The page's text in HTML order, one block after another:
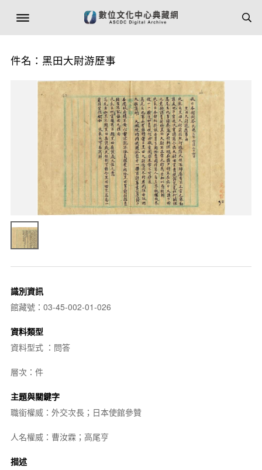
件名：黑田大尉游歷事
識別資訊
館藏號：03-45-002-01-026
資料類型
資料型式 ：問答
層次：件
主題與關鍵字
職銜權威：外交次長；日本使館參贊
人名權威：曹汝霖；高尾亨
描述